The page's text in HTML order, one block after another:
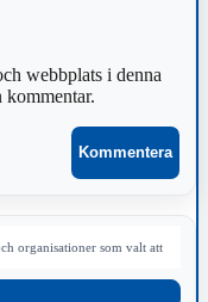
webbplats i denna
kommentar.
organisationer som valt att